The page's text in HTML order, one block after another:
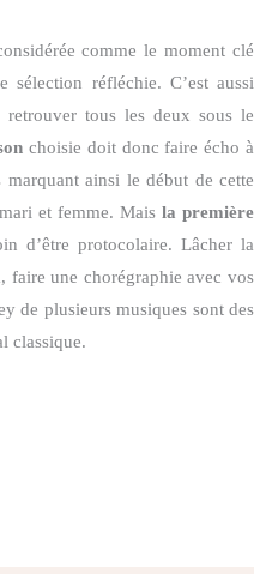
comme le moment clé
sélection réfléchie. C’est aussi
tous les deux sous le
choisie doit donc faire écho à
ainsi le début de cette
et femme. Mais la première
d’être protocolaire. Lâcher la
faire une chorégraphie avec vos
de plusieurs musiques sont des
classique.